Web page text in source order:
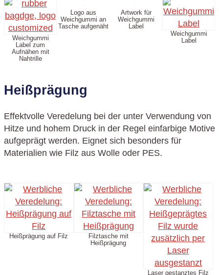
Weichgummi
Label zum
Aufnähen mit
Nahtrille
Logo aus
Weichgummi an
Tasche aufgenäht
Artwork für
Weichgummi
Label
Weichgummi
Label
Heißprägung
Effektvolle Veredelung bei der unter Verwendung von
Hitze und hohem Druck in der Regel einfarbige Motive
aufgeprägt werden. Eignet sich besonders für
Materialien wie Filz aus Wolle oder PES.
Heißprägung auf Filz
Filztasche mit
Heißprägung
Laser gestanztes Filz